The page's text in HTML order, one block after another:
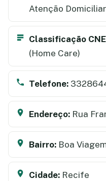
Atenção
Classificação
(Home Care)
Telefone:
Endereço: Rua
Bairro: Boa
Cidade: Recife